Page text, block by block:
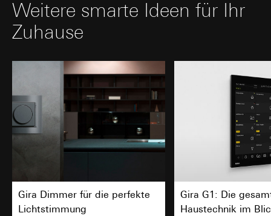
Weitere smarte Ideen für Ihr
Zuhause
Gira Dimmer für die perfekte
Lichtstimmung
Gira G1: Die
Haustechnik im